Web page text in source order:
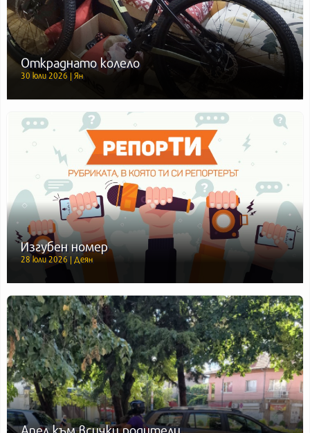
Откраднато колело
30 юли 2026 | Ян
Изгубен номер
28 юли 2026 | Деян